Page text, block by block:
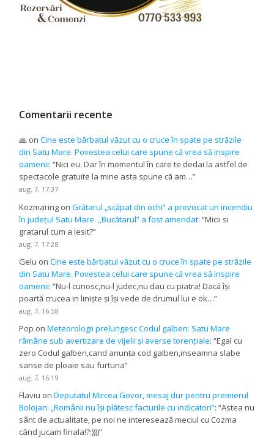
Comentarii recente
🙏 onCine este bărbatul văzut cu o cruce în spate pe străzile
din Satu Mare. Povestea celui care spune că vrea să inspire
oamenii: “Nici eu. Dar în momentul în care te dedai la astfel de
spectacole gratuite la mine asta spune că am…”
aug. 7, 17:37
Kozmaring onGrătarul „scăpat din ochi” a provocat un incendiu
în județul Satu Mare. ,,Bucătarul” a fost amendat: “Micii si
gratarul cum a iesit?”
aug. 7, 17:28
Gelu onCine este bărbatul văzut cu o cruce în spate pe străzile
din Satu Mare. Povestea celui care spune că vrea să inspire
oamenii: “Nu-l cunosc,nu-l judec,nu dau cu piatra! Dacă își
poartă crucea in liniște și își vede de drumul lui e ok…”
aug. 7, 16:58
Pop onMeteorologii prelungesc Codul galben: Satu Mare
rămâne sub avertizare de vijelii și averse torențiale: “Egal cu
zero Codul galben,cand anunta cod galben,inseamna slabe
sanse de ploaie sau furtuna”
aug. 7, 16:19
Flaviu onDeputatul Mircea Govor, mesaj dur pentru premierul
Bolojan: „Românii nu își plătesc facturile cu indicatori”: “Astea nu
sânt de actualitate, pe noi ne interesează meciul cu Cozma
când jucam finala!?:))))”